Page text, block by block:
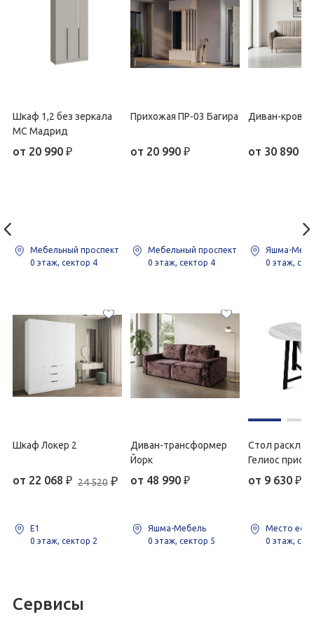
Шкаф 1,2 без зеркала
МС Мадрид
от 20 990 ₽
Мебельный проспект
0 этаж, сектор 4
Шкаф Локер 2
от 22 068 ₽ 24 520 ₽
Е1
0 этаж, сектор 2
Прихожая ПР-03 Багира
от 20 990 ₽
Мебельный проспект
0 этаж, сектор 4
Диван-трансформер
Йорк
от 48 990 ₽
Яшма-Мебель
0 этаж, сектор 5
Диван-
от 30 890
Яшма-
0 этаж,
Стол
Гелиос
от 9 630 ₽
Место
0 этаж,
Сервисы